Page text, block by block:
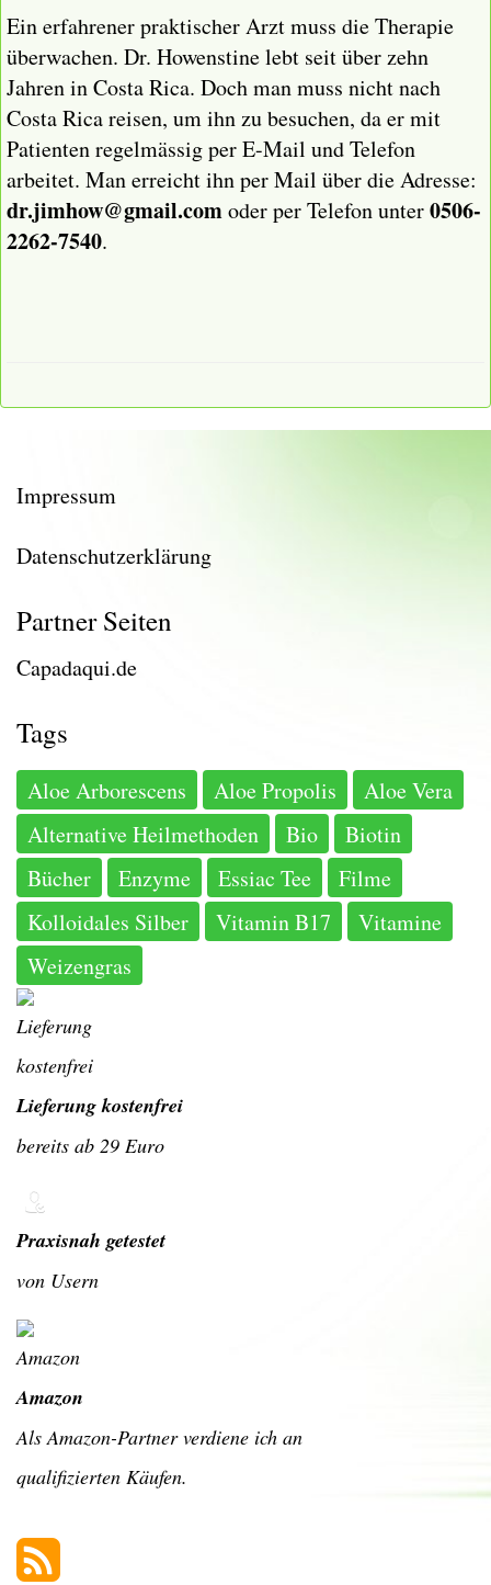
Ein erfahrener praktischer Arzt muss die Therapie
überwachen. Dr. Howenstine lebt seit über zehn
Jahren in Costa Rica. Doch man muss nicht nach
Costa Rica reisen, um ihn zu besuchen, da er mit
Patienten regelmässig per E-Mail und Telefon
arbeitet. Man erreicht ihn per Mail über die Adresse:
dr.jimhow@gmail.comoder per Telefon unter0506-
2262-7540.
Impressum
Datenschutzerklärung
Partner Seiten
Capadaqui.de
Tags
Aloe Arborescens Aloe Propolis
Aloe Vera
Alternative Heilmethoden
Bio
Biotin
Bücher
Enzyme Essiac Tee
Filme
Kolloidales Silber
Vitamin B17
Vitamine
Weizengras
Lieferung kostenfrei
bereits ab 29 Euro
Praxisnah getestet
von Usern
Amazon
Als Amazon-Partner verdiene ich an
qualifizierten Käufen.